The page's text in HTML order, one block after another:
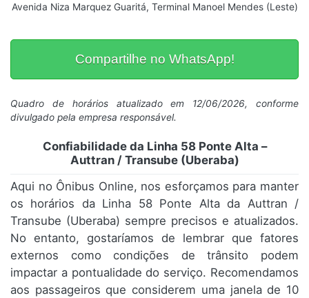
Avenida Niza Marquez Guaritá, Terminal Manoel Mendes (Leste)
Compartilhe no WhatsApp!
Quadro de horários atualizado em 12/06/2026, conforme
divulgado pela empresa responsável.
Confiabilidade da Linha 58 Ponte Alta –
Auttran / Transube (Uberaba)
Aqui no Ônibus Online, nos esforçamos para manter
os horários da Linha 58 Ponte Alta da Auttran /
Transube (Uberaba) sempre precisos e atualizados.
No entanto, gostaríamos de lembrar que fatores
externos como condições de trânsito podem
impactar a pontualidade do serviço. Recomendamos
aos passageiros que considerem uma janela de 10